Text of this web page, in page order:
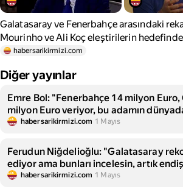
Galatasaray ve Fenerbahçe arasındaki
Mourinho ve Ali Koç eleştirilerin hedefinde
habersarikirmizi.com
Diğer yayınlar
Emre Bol: "Fenerbahçe 14 milyon
milyon Euro veriyor, bu adamın
habersarikirmizi.com 1 Mayıs
Ferudun Niğdelioğlu: "Galatasaray
ediyor ama bunları incelesin, artık
eyvah"
habersarikirmizi.com 1 Mayıs